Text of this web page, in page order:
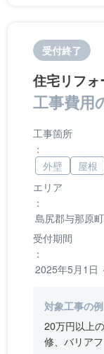
受付終了
住宅リフ
工事費用
エリア
：
島尻郡与那原
受付期間
：
2025年5月1日
工事箇所
：
外壁
屋根
対象工事の例
20万円以上
修、バリア